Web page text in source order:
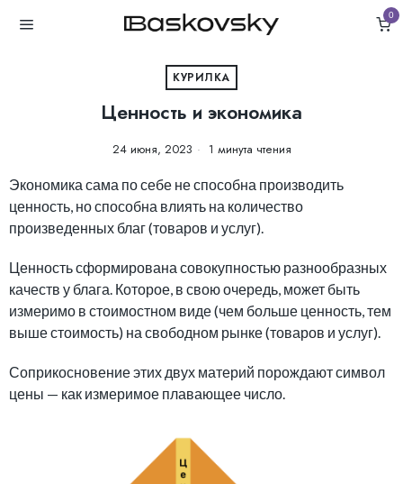
0
КУРИЛКА
Ценность и экономика
24 июня, 2023 1 минута чтения
Экономика сама по себе не способна производить
ценность, но способна влиять на количество
произведенных благ (товаров и услуг).
Ценность сформирована совокупностью разнообразных
качеств у блага. Которое, в свою очередь, может быть
измеримо в стоимостном виде (чем больше ценность, тем
выше стоимость) на свободном рынке (товаров и услуг).
Соприкосновение этих двух материй порождают символ
цены — как измеримое плавающее число.